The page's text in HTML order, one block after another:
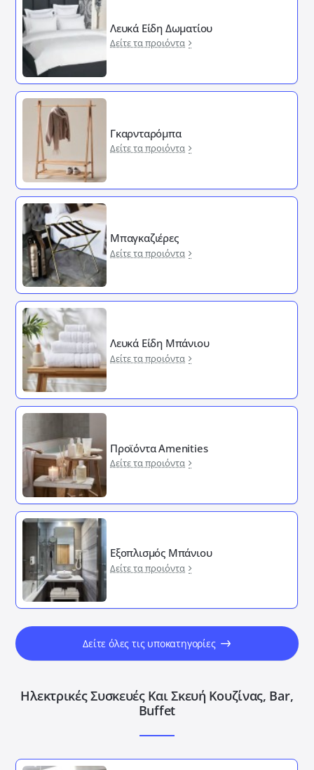
Λευκά Είδη Δωματίου
Δείτε τα προιόντα
Γκαρνταρόμπα
Δείτε τα προιόντα
Μπαγκαζιέρες
Δείτε τα προιόντα
Λευκά Είδη Μπάνιου
Δείτε τα προιόντα
Προϊόντα Amenities
Δείτε τα προιόντα
Εξοπλισμός Μπάνιου
Δείτε τα προιόντα
Δείτε όλες τις υποκατηγορίες
Ηλεκτρικές Συσκευές Και Σκευή Κουζίνας, Bar,
Buffet